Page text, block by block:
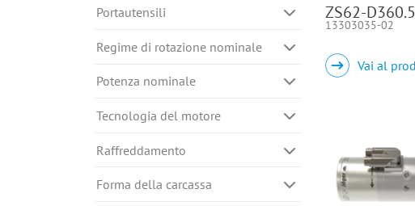
Portautensili
Regime di rotazione nominale
Potenza nominale
Tecnologia del motore
Raffreddamento
Forma della carcassa
ZS62-
13303035-02
Vai al